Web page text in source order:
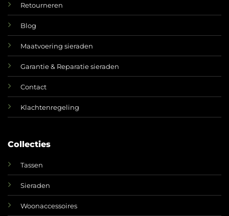
Retourneren
Blog
Maatvoering sieraden
Garantie & Reparatie sieraden
Contact
Klachtenregeling
Collecties
Tassen
Sieraden
Woonaccessoires